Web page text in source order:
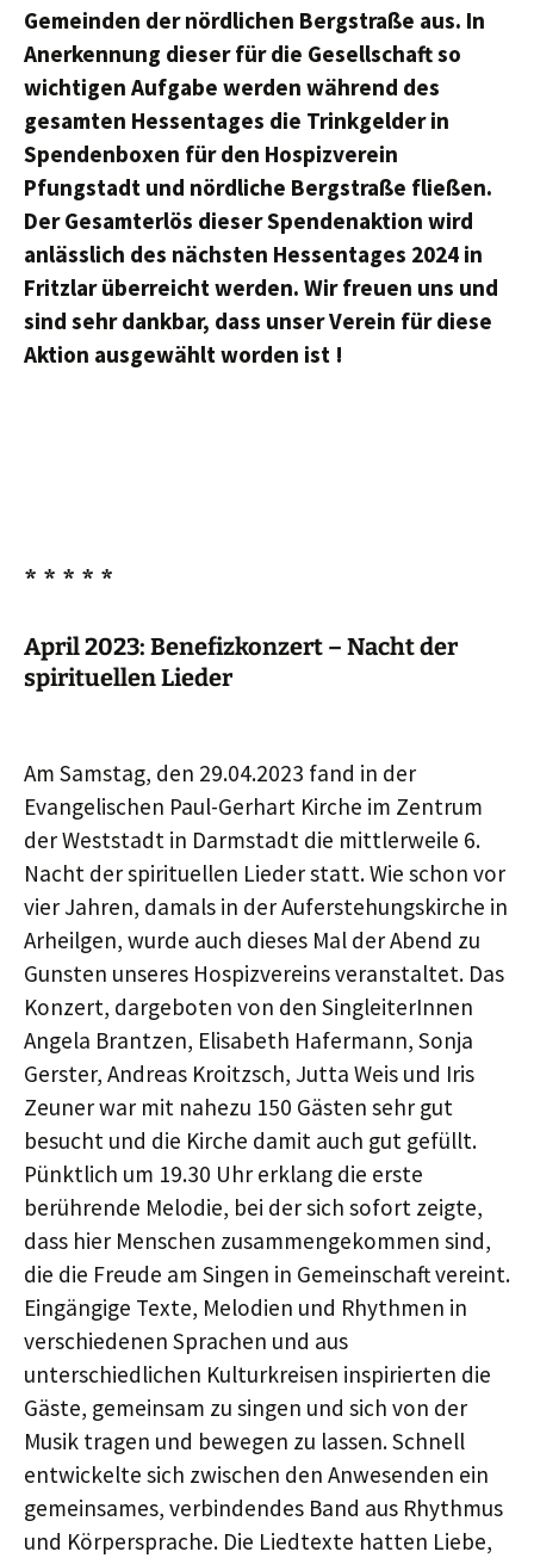
Gemeinden der nördlichen Bergstraße aus. In
Anerkennung dieser für die Gesellschaft so
wichtigen Aufgabe werden während des
gesamten Hessentages die Trinkgelder in
Spendenboxen für den Hospizverein
Pfungstadt und nördliche Bergstraße fließen.
Der Gesamterlös dieser Spendenaktion wird
anlässlich des nächsten Hessentages 2024 in
Fritzlar überreicht werden. Wir freuen uns und
sind sehr dankbar, dass unser Verein für diese
Aktion ausgewählt worden ist !
* * * * *
April 2023: Benefizkonzert – Nacht der
spirituellen Lieder
Am Samstag, den 29.04.2023 fand in der
Evangelischen Paul-Gerhart Kirche im Zentrum
der Weststadt in Darmstadt die mittlerweile 6.
Nacht der spirituellen Lieder statt. Wie schon vor
vier Jahren, damals in der Auferstehungskirche in
Arheilgen, wurde auch dieses Mal der Abend zu
Gunsten unseres Hospizvereins veranstaltet. Das
Konzert, dargeboten von den SingleiterInnen
Angela Brantzen, Elisabeth Hafermann, Sonja
Gerster, Andreas Kroitzsch, Jutta Weis und Iris
Zeuner war mit nahezu 150 Gästen sehr gut
besucht und die Kirche damit auch gut gefüllt.
Pünktlich um 19.30 Uhr erklang die erste
berührende Melodie, bei der sich sofort zeigte,
dass hier Menschen zusammengekommen sind,
die die Freude am Singen in Gemeinschaft vereint.
Eingängige Texte, Melodien und Rhythmen in
verschiedenen Sprachen und aus
unterschiedlichen Kulturkreisen inspirierten die
Gäste, gemeinsam zu singen und sich von der
Musik tragen und bewegen zu lassen. Schnell
entwickelte sich zwischen den Anwesenden ein
gemeinsames, verbindendes Band aus Rhythmus
und Körpersprache. Die Liedtexte hatten Liebe,